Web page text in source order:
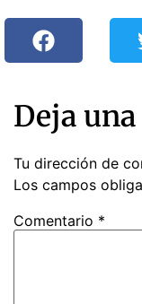
Deja
Tu dirección de
Los campos
Comentario *